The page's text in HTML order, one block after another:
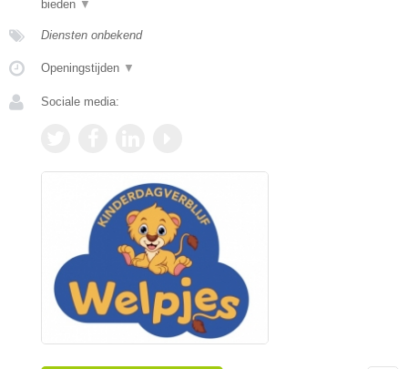
bieden ▼
Diensten onbekend
Openingstijden ▼
Sociale media: